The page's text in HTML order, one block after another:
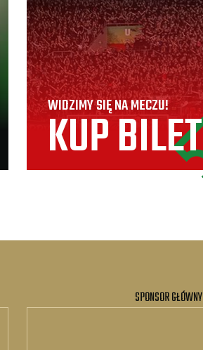
WIDZIMY SIĘ NA MECZU!
KUP BILET
SPONSOR GŁÓWNY